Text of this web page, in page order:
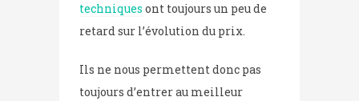
techniques ont toujours un peu de
retard sur l’évolution du prix.
Ils ne nous permettent donc pas
toujours d’entrer au meilleur